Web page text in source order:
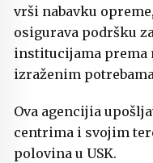
vrši nabavku
osigurava podršku
institucijama
izraženim
Ova agencijia
centrima i svojim
polovina u USK.